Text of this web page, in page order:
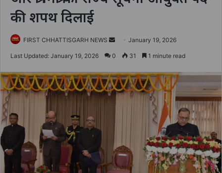
की शपथ दिलाई
FIRST CHHATTISGARH NEWS
SendJanuary 19, 2026
Last Updated: January 19, 2026 0 31 1 minute read